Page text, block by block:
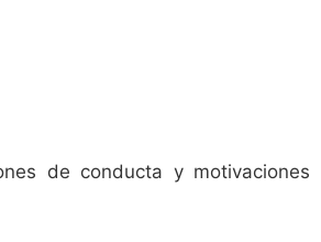
de conducta y motivaciones